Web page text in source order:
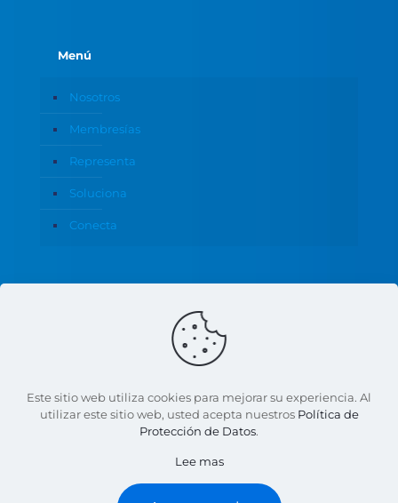
Menú
Nosotros
Membresías
Representa
Soluciona
Conecta
derechos reservados | Con apoyo de:
Este sitio web utiliza cookies para mejorar su experiencia. Al
utilizar este sitio web, usted acepta nuestros Política de
Protección de Datos.
Lee mas